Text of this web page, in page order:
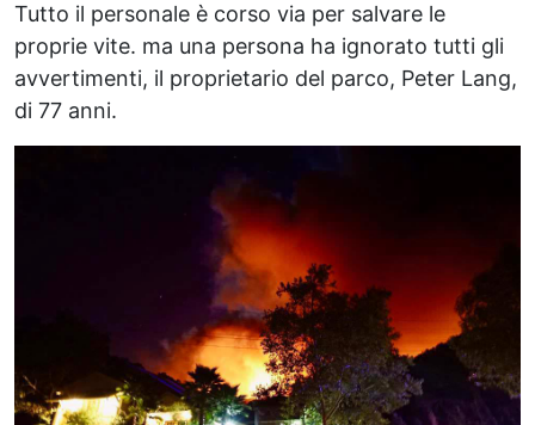
Tutto il personale è corso via per salvare le
proprie vite. ma una persona ha ignorato tutti gli
avvertimenti, il proprietario del parco, Peter Lang,
di 77 anni.